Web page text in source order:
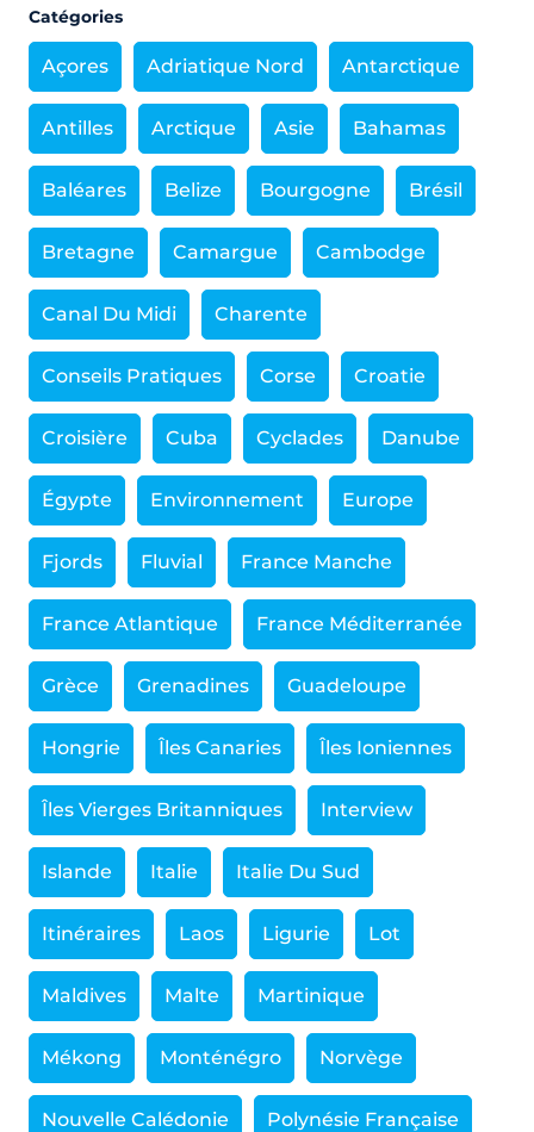
Catégories
Açores Adriatique Nord Antarctique
Antilles Arctique Asie Bahamas
Baléares Belize Bourgogne Brésil
Bretagne Camargue Cambodge
Canal Du Midi Charente
Conseils Pratiques Corse Croatie
Croisière Cuba Cyclades Danube
Égypte Environnement Europe
Fjords Fluvial France Manche
France Atlantique France Méditerranée
Grèce Grenadines Guadeloupe
Hongrie Îles Canaries Îles Ioniennes
Îles Vierges Britanniques Interview
Islande Italie Italie Du Sud
Itinéraires Laos Ligurie Lot
Maldives Malte Martinique
Mékong Monténégro Norvège
Nouvelle Calédonie Polynésie Française